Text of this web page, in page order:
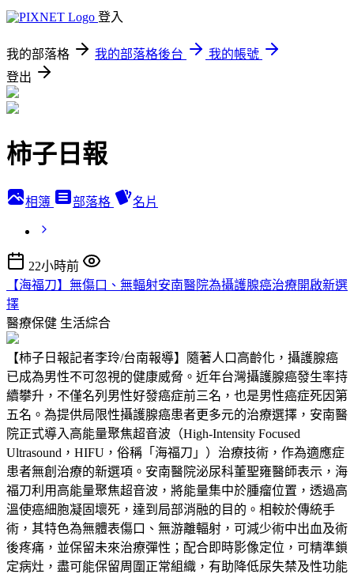
登入
我的部落格 我的部落格後台
我的帳號
登出
柿子日報
相簿 部落格 名片
22小時前
【海福刀】無傷口、無輻射安南醫院為攝護腺癌治療開啟新選
擇
醫療保健 生活綜合
【柿子日報記者李玲/台南報導】隨著人口高齡化，攝護腺癌
已成為男性不可忽視的健康威脅。近年台灣攝護腺癌發生率持
續攀升，不僅名列男性好發癌症前三名，也是男性癌症死因第
五名。為提供局限性攝護腺癌患者更多元的治療選擇，安南醫
院正式導入高能量聚焦超音波（High-Intensity Focused
Ultrasound，HIFU，俗稱「海福刀」）治療技術，作為適應症
患者無創治療的新選項。安南醫院泌尿科董聖雍醫師表示，海
福刀利用高能量聚焦超音波，將能量集中於腫瘤位置，透過高
溫使癌細胞凝固壞死，達到局部消融的目的。相較於傳統手
術，其特色為無體表傷口、無游離輻射，可減少術中出血及術
後疼痛，並保留未來治療彈性；配合即時影像定位，可精準鎖
定病灶，盡可能保留周圍正常組織，有助降低尿失禁及性功能